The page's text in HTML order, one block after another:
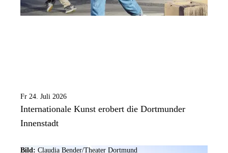
Fr 24. Juli 2026
Internationale Kunst erobert die Dortmunder
Innenstadt
Bild: Claudia Bender/Theater Dortmund